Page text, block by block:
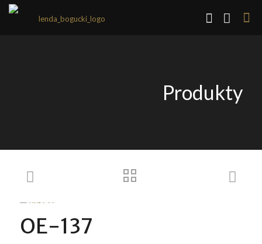
Produkty
OE-137